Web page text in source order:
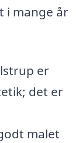
i mange år
er
det er
malet